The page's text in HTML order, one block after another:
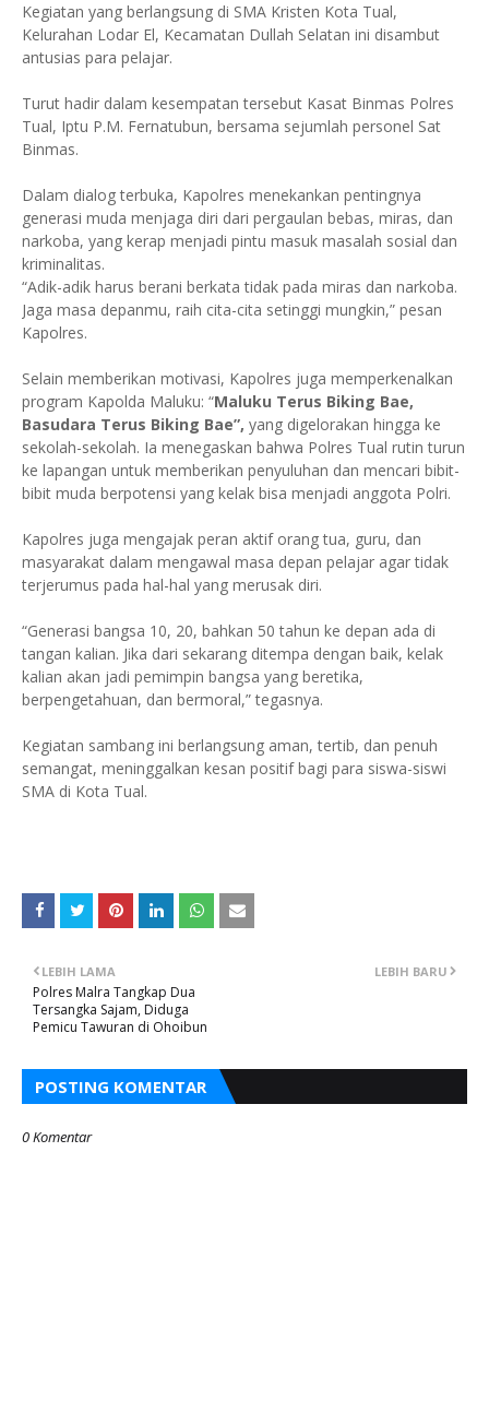
Kegiatan yang berlangsung di SMA Kristen Kota Tual,
Kelurahan Lodar El, Kecamatan Dullah Selatan ini disambut
antusias para pelajar.
Turut hadir dalam kesempatan tersebut Kasat Binmas Polres
Tual, Iptu P.M. Fernatubun, bersama sejumlah personel Sat
Binmas.
Dalam dialog terbuka, Kapolres menekankan pentingnya
generasi muda menjaga diri dari pergaulan bebas, miras, dan
narkoba, yang kerap menjadi pintu masuk masalah sosial dan
kriminalitas.
“Adik-adik harus berani berkata tidak pada miras dan narkoba.
Jaga masa depanmu, raih cita-cita setinggi mungkin,” pesan
Kapolres.
Selain memberikan motivasi, Kapolres juga memperkenalkan
program Kapolda Maluku: “Maluku Terus Biking Bae,
Basudara Terus Biking Bae”, yang digelorakan hingga ke
sekolah-sekolah. Ia menegaskan bahwa Polres Tual rutin turun
ke lapangan untuk memberikan penyuluhan dan mencari bibit-
bibit muda berpotensi yang kelak bisa menjadi anggota Polri.
Kapolres juga mengajak peran aktif orang tua, guru, dan
masyarakat dalam mengawal masa depan pelajar agar tidak
terjerumus pada hal-hal yang merusak diri.
“Generasi bangsa 10, 20, bahkan 50 tahun ke depan ada di
tangan kalian. Jika dari sekarang ditempa dengan baik, kelak
kalian akan jadi pemimpin bangsa yang beretika,
berpengetahuan, dan bermoral,” tegasnya.
Kegiatan sambang ini berlangsung aman, tertib, dan penuh
semangat, meninggalkan kesan positif bagi para siswa-siswi
SMA di Kota Tual.
LEBIH BARU
LEBIH LAMA
Polres Malra Tangkap Dua
Tersangka Sajam, Diduga
Pemicu Tawuran di Ohoibun
POSTING KOMENTAR
0 Komentar